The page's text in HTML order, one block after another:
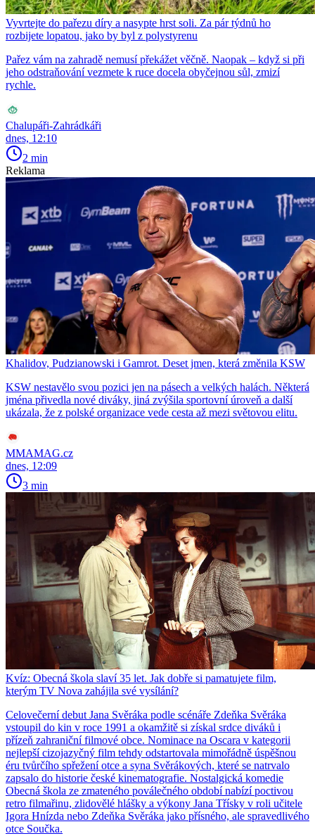
Vyvrtejte do pařezu díry a nasypte hrst soli. Za pár týdnů ho
rozbijete lopatou, jako by byl z polystyrenu
Pařez vám na zahradě nemusí překážet věčně. Naopak – když si při
jeho odstraňování vezmete k ruce docela obyčejnou sůl, zmizí
rychle.
Chalupáři-Zahrádkáři
dnes, 12:10
2 min
Reklama
Khalidov, Pudzianowski i Gamrot. Deset jmen, která změnila KSW
KSW nestavělo svou pozici jen na pásech a velkých halách. Některá
jména přivedla nové diváky, jiná zvýšila sportovní úroveň a další
ukázala, že z polské organizace vede cesta až mezi světovou elitu.
MMAMAG.cz
dnes, 12:09
3 min
Kvíz: Obecná škola slaví 35 let. Jak dobře si pamatujete film,
kterým TV Nova zahájila své vysílání?
Celovečerní debut Jana Svěráka podle scénáře Zdeňka Svěráka
vstoupil do kin v roce 1991 a okamžitě si získal srdce diváků i
přízeň zahraniční filmové obce. Nominace na Oscara v kategorii
nejlepší cizojazyčný film tehdy odstartovala mimořádně úspěšnou
éru tvůrčího spřežení otce a syna Svěrákových, které se natrvalo
zapsalo do historie české kinematografie. Nostalgická komedie
Obecná škola ze zmateného poválečného období nabízí poctivou
retro filmařinu, zlidovělé hlášky a výkony Jana Třísky v roli učitele
Igora Hnízda nebo Zdeňka Svěráka jako přísného, ale spravedlivého
otce Součka.